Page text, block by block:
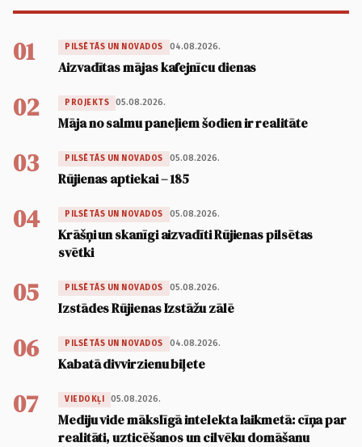
01 PILSĒTĀS UN NOVADOS 04.08.2026.
Aizvadītas mājas kafejnīcu dienas
02 PROJEKTS 05.08.2026.
Māja no salmu paneļiem šodien ir realitāte
03 PILSĒTĀS UN NOVADOS 05.08.2026.
Rūjienas aptiekai – 185
04 PILSĒTĀS UN NOVADOS 05.08.2026.
Krāšņi un skanīgi aizvadīti Rūjienas pilsētas
svētki
05 PILSĒTĀS UN NOVADOS 05.08.2026.
Izstādes Rūjienas Izstāžu zālē
06 PILSĒTĀS UN NOVADOS 04.08.2026.
Kabatā divvirzienu biļete
07 VIEDOKĻI 05.08.2026.
Mediju vide mākslīgā intelekta laikmetā: cīņa par
realitāti, uzticēšanos un cilvēku domāšanu